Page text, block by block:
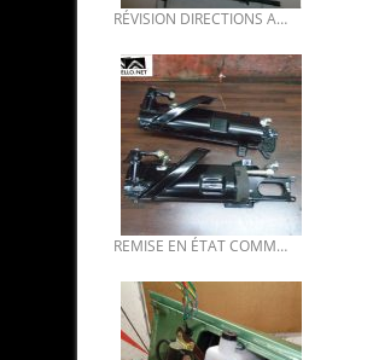
RÉVISION DIRECTIONS ASSISTÉES DS FIN 2016 05.
REMISE EN ÉTAT COMMANDE DE VITESSES MÉCANIQUE DS.